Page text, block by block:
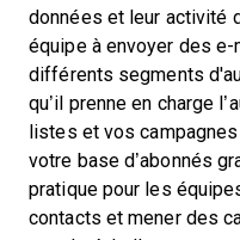
données et leur activité
équipe à envoyer des
différents segments
qu’il prenne en charge
listes et vos
votre base d’abonnés
pratique pour les
contacts et mener des